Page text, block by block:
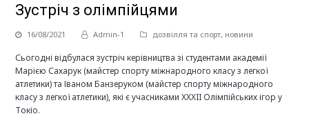
Зустріч з олімпійцями
16/08/2021 Admin-1 дозвілля та спорт, новини
Сьогодні відбулася зустріч керівництва зі студентами академії
Марією Сахарук (майстер спорту міжнародного класу з легкої
атлетики) та Іваном Банзеруком (майстер спорту міжнародного
класу з легкої атлетики), які є учасниками XXXII Олімпійських ігор у
Токіо.